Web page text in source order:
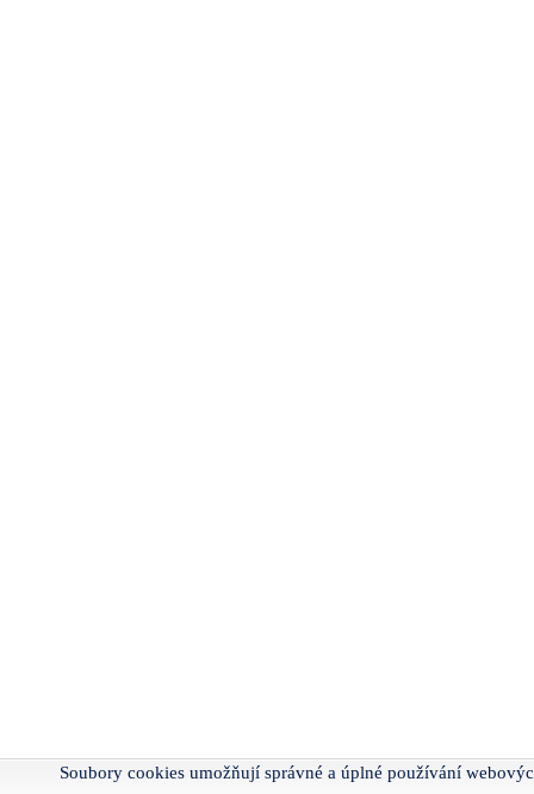
Soubory cookies umožňují správné a úplné používání